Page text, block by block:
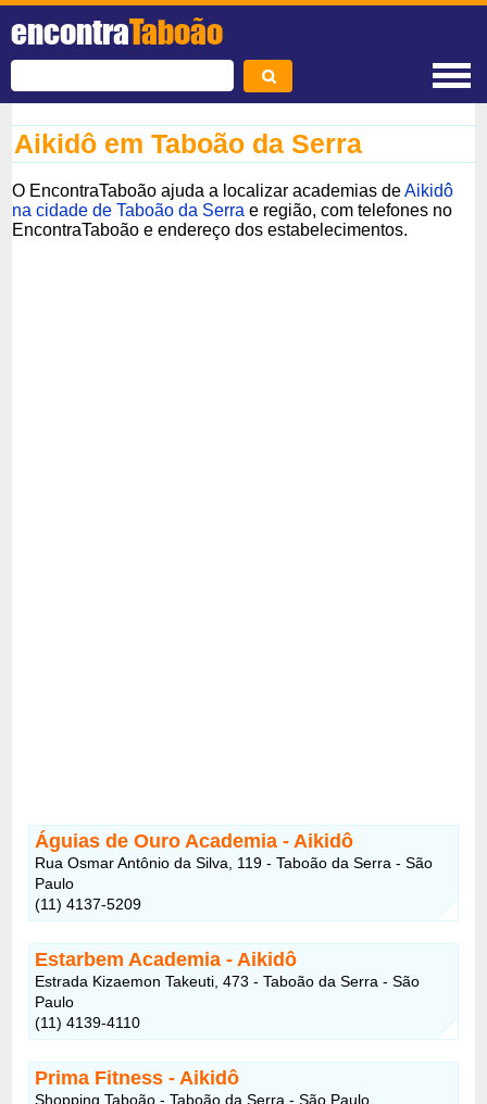
encontraTaboão
Aikidô em Taboão da Serra
O EncontraTaboão ajuda a localizar academias deAikidô
na cidade de Taboão da Serra e região, com telefones no
EncontraTaboão e endereço dos estabelecimentos.
Águias de Ouro Academia - Aikidô
Rua Osmar Antônio da Silva, 119 - Taboão da Serra - São
Paulo
(11) 4137-5209
Estarbem Academia - Aikidô
Estrada Kizaemon Takeuti, 473 - Taboão da Serra - São
Paulo
(11) 4139-4110
Prima Fitness - Aikidô
Shopping Taboão - Taboão da Serra - São Paulo